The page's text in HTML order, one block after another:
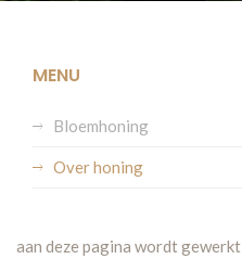
MENU
Bloemhoning
Over honing
aan deze pagina wordt gewerkt